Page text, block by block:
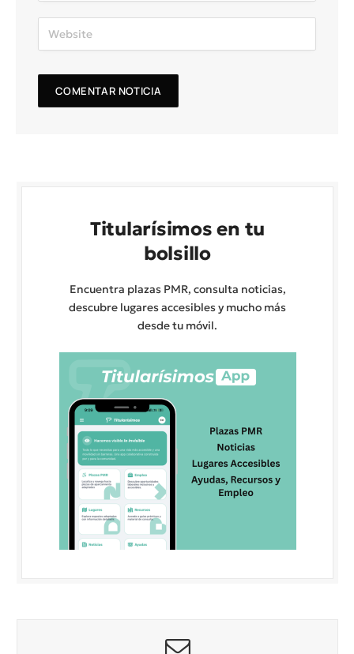
Titularísimos en tu
bolsillo
Encuentra plazas PMR, consulta noticias,
descubre lugares accesibles y mucho más
desde tu móvil.